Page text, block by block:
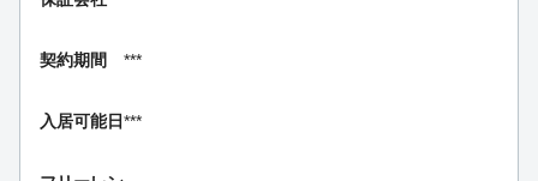
契約期間 ***
入居可能日***